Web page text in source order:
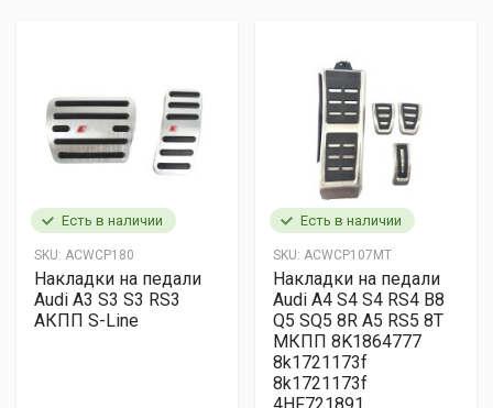
Есть в наличии
SKU: ACWCP180
Накладки на педали
Audi A3 S3 S3 RS3
АКПП S-Line
Есть в наличии
SKU: ACWCP107MT
Накладки на педали
Audi A4 S4 S4 RS4 B8
Q5 SQ5 8R A5 RS5 8T
МКПП 8K1864777
8k1721173f
8k1721173f